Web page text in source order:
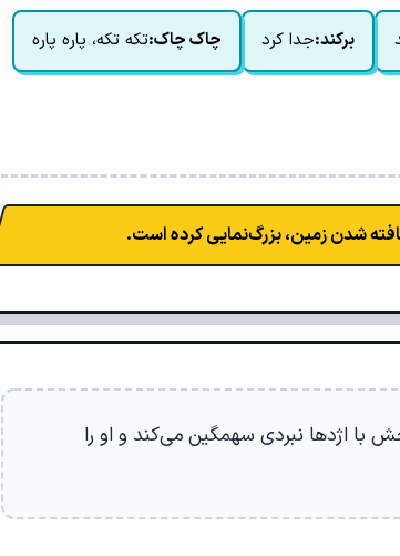
برکند:جدا کرد چاک چاک:تکه تکه، پاره پاره
شدن زمین، بزرگ‌نمایی کرده است.
با اژدها نبردی سهمگین می‌کند و او را